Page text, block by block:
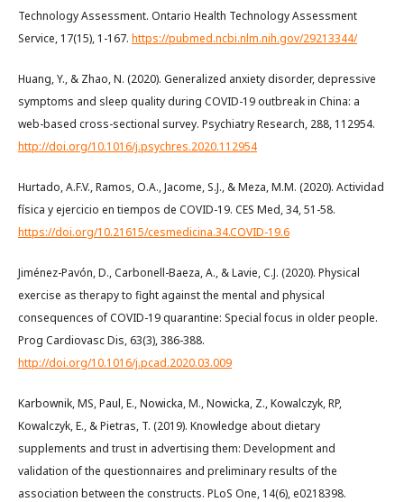
Technology Assessment. Ontario Health Technology Assessment
Service, 17(15), 1-167. https://pubmed.ncbi.nlm.nih.gov/29213344/
Huang, Y., & Zhao, N. (2020). Generalized anxiety disorder, depressive
symptoms and sleep quality during COVID-19 outbreak in China: a
web-based cross-sectional survey. Psychiatry Research, 288, 112954.
http://doi.org/10.1016/j.psychres.2020.112954
Hurtado, A.F.V., Ramos, O.A., Jacome, S.J., & Meza, M.M. (2020). Actividad
física y ejercicio en tiempos de COVID-19. CES Med, 34, 51-58.
https://doi.org/10.21615/cesmedicina.34.COVID-19.6
Jiménez-Pavón, D., Carbonell-Baeza, A., & Lavie, C.J. (2020). Physical
exercise as therapy to fight against the mental and physical
consequences of COVID-19 quarantine: Special focus in older people.
Prog Cardiovasc Dis, 63(3), 386-388.
http://doi.org/10.1016/j.pcad.2020.03.009
Karbownik, MS, Paul, E., Nowicka, M., Nowicka, Z., Kowalczyk, RP,
Kowalczyk, E., & Pietras, T. (2019). Knowledge about dietary
supplements and trust in advertising them: Development and
validation of the questionnaires and preliminary results of the
association between the constructs. PLoS One, 14(6), e0218398.